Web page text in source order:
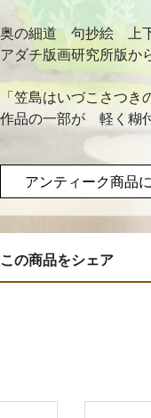
奥の細道 句抄絵 上
アダチ版画研究所版か
「笠島はいづこさつ
作品の一部が 軽く糊
アンティーク商
この商品をシェア